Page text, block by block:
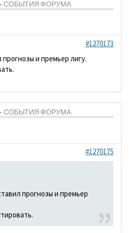
- СОБЫТИЯ ФОРУМА
#1270173
и премьер лигу.
- СОБЫТИЯ ФОРУМА
#1270175
прогнозы и премьер